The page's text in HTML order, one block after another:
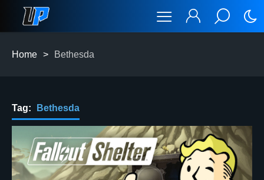
Home > Bethesda
Tag: Bethesda